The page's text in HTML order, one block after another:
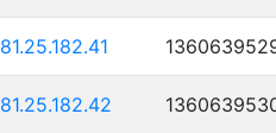
81.25.182.41
81.25.182.42